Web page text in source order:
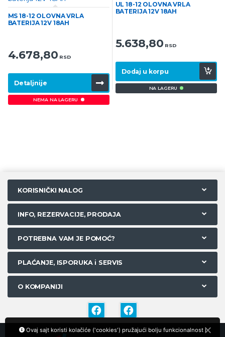
MS 18-12 OLOVNA VRLA
BATERIJA 12V 18AH
4.678,80 RSD
Detaljnije
NEMA NA LAGERU
UL 18-12 OLOVNA VRLA
BATERIJA 12V 18AH
5.638,80 RSD
Dodaj u korpu
NA LAGERU
KORISNIČKI NALOG
INFO, REZERVACIJE, PRODAJA
POTREBNA VAM JE POMOĆ?
PLAĆANJE, ISPORUKA i SERVIS
O KOMPANIJI
Ovaj sajt koristi kolačiće ('cookies') pružajući bolju funkcionalnost i